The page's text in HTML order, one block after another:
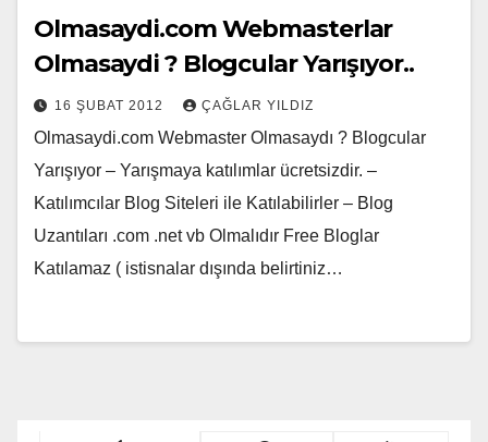
Olmasaydi.com Webmasterlar
Olmasaydi ? Blogcular Yarışıyor..
16 ŞUBAT 2012 ÇAĞLAR YILDIZ
Olmasaydi.com Webmaster Olmasaydı ? Blogcular
Yarışıyor – Yarışmaya katılımlar ücretsizdir. –
Katılımcılar Blog Siteleri ile Katılabilirler – Blog
Uzantıları .com .net vb Olmalıdır Free Bloglar
Katılamaz ( istisnalar dışında belirtiniz…